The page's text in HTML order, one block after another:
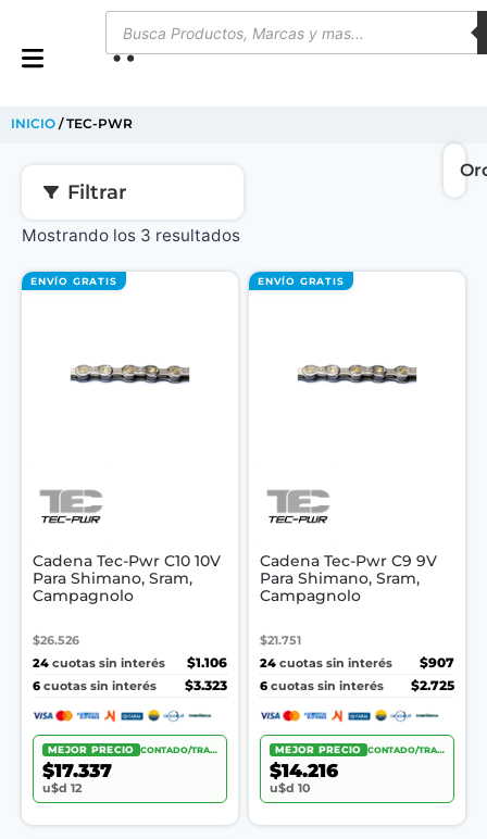
INICIO / TEC-PWR
Filtrar
Mostrando los 3 resultados
ENVÍO GRATIS
Cadena Tec-Pwr C10 10V
Para Shimano, Sram,
Campagnolo
$26.526
24 cuotas sin interés
$1.106
6 cuotas sin interés $3.323
MEJOR PRECIO CONTADO/TRANSF.
$17.337
u$d 12
ENVÍO GRATIS
Cadena Tec-Pwr C9 9V
Para Shimano, Sram,
Campagnolo
$21.751
24 cuotas sin interés
$907
6 cuotas sin interés $2.725
MEJOR PRECIO CONTADO/TRANSF.
$14.216
u$d 10